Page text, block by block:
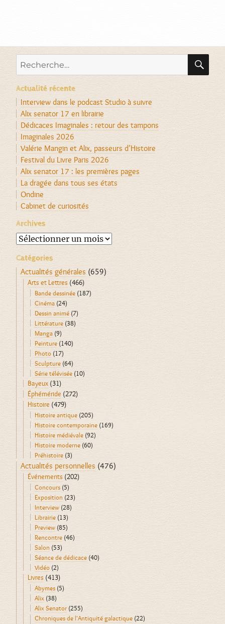
pour :
Actualité récente
Interview dans le podcast Studio à suivre
Alix senator 17 en librairie
Dédicaces Imaginales : retour des tampons
Imaginales 2026
Valérie Mangin et Alix, passeurs d’Histoire
Festival du Livre Paris 2026
Alix senator 17 : les premières pages
La dragée dans tous ses états
Ondine
Cabinet de curiosités
Archives
Archives
Catégories
Actualités générales (659)
Arts et Lettres (466)
Bande dessinée (187)
Cinéma (24)
Dessin animé (7)
Littérature (38)
Manga (9)
Peinture (140)
Photo (17)
Sculpture (64)
Série télévisée (10)
Bayeux (31)
Éphéméride (272)
Histoire (479)
Histoire antique (205)
Histoire contemporaine (169)
Histoire médiévale (92)
Histoire moderne (60)
Préhistoire (3)
Actualités personnelles (476)
Événements (202)
Concours (5)
Exposition (23)
Interview (28)
Librairie (13)
Preview (85)
Rencontre (46)
Salon (53)
Séance de dédicace (40)
Vidéo (2)
Livres (413)
Abymes (5)
Alix (38)
Alix Senator (255)
Chroniques de l'Antiquité galactique (22)